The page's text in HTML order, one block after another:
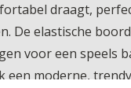
draagt,
De elastische
voor een speels
een moderne,